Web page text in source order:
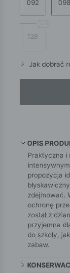
092 098
128
Jak dobrać
OPIS
Praktyczna i
propozycja
zdejmować.
ochronę
został z
przyjemna
do szkoły,
zabaw.